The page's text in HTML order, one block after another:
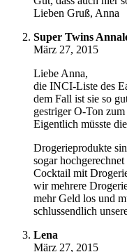
Lieben Gruß, Anna
Super Twins
März 27, 2015
Liebe Anna,
die INCI-Liste des
dem Fall ist sie so
gestriger O-Ton
Eigentlich müsste
Drogerieprodukte
sogar
Cocktail mit
wir mehrere
mehr Geld los und
schlussendlich
Lena
März 27, 2015